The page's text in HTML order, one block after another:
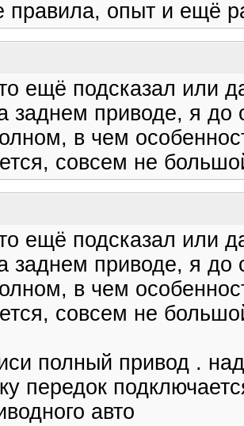
правила, опыт и ещё
ещё подсказал или
заднем приводе, я до
в чем
совсем не
ещё подсказал или
заднем приводе, я до
в чем
совсем не
полный привод .
передок
авто